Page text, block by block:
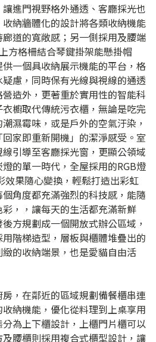
進門視野格外通透、客廳採光也
納牆體化的設計將各類收納機能
道的寬敞感；另一側採用及腰端
方格柵結合琴鍵掛架能懸掛帽
一個具收納展示機能的平台，格
慮，同時保有光線與視線的通透
造外，更著重於實用性的智能科
櫥取代傳統污衣櫃，無論是吃完
濕霉味，或是戶外的空氣汙染，
家即重新開機」的潔淨感受。室
引導至客廳採光窗，更顯公領域
的單一時代，全屋採用的RGB燈
效果隨心變換，輕鬆打造出彩虹
角度都充滿強烈的科技感，能隨
，，讓每天的生活都充滿新鮮
方規劃成一個開放式辦公區域，
階梯造型，層板與櫃體堆疊出的
的收納端景，也是愛貓自由活
，在鄰近的區域規劃備餐櫃串連
納機能，優化從料理到上桌享用
為上下櫃設計，上櫃門片櫃可以
腰櫃則採用複合式櫃型設計，讓